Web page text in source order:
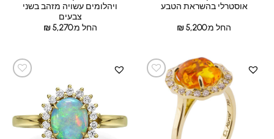
אוסטרלי בהשראת הטבע
החל מ: ₪5,200
ויהלומים עשויה מזהב בשני
צבעים
החל מ:
₪5,270